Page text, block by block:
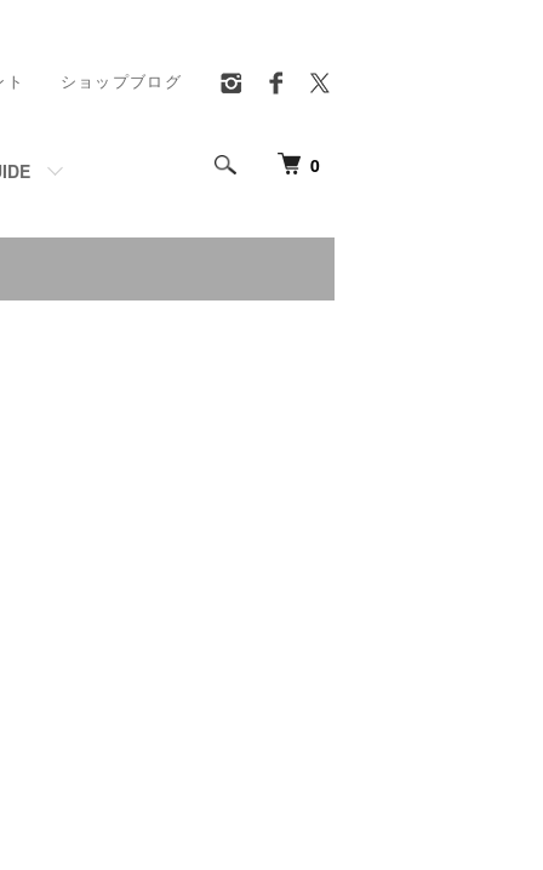
0
ショップブログ